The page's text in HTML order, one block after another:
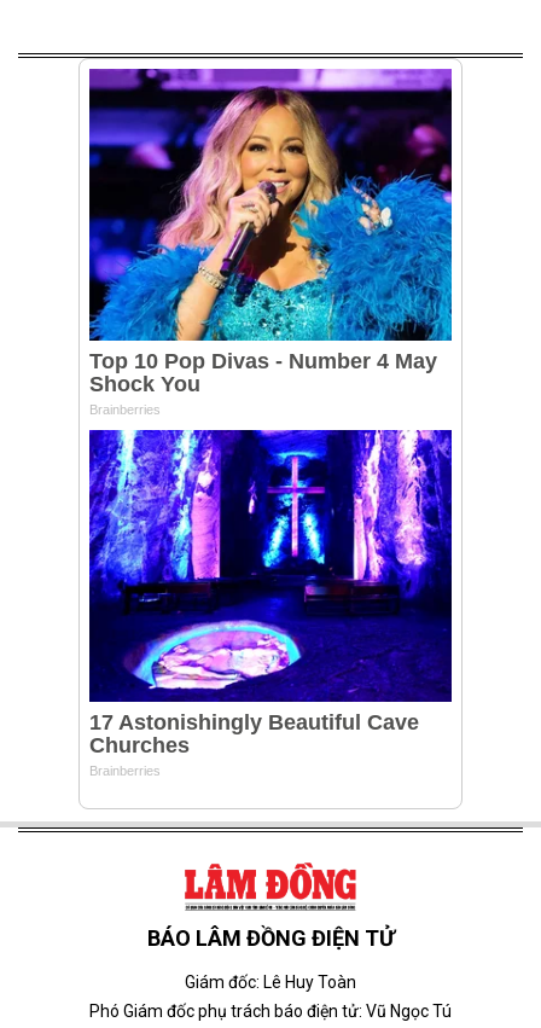
BÁO LÂM ĐỒNG ĐIỆN TỬ
Giám đốc: Lê Huy Toàn
Phó Giám đốc phụ trách báo điện tử: Vũ Ngọc Tú